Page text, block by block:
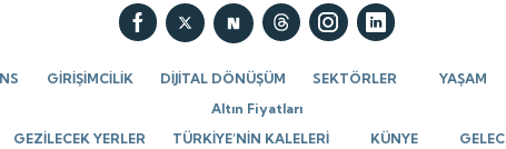
GİRİŞİMCİLİK DİJİTAL DÖNÜŞÜM SEKTÖRLER YAŞAM
Altın Fiyatları
GEZİLECEK YERLER TÜRKİYE’NİN KALELERİ KÜNYE